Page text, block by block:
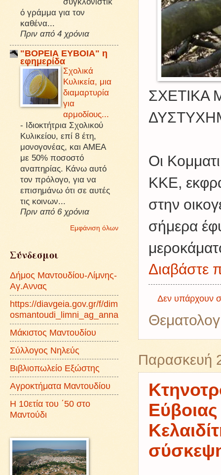
ΣΧΕΤΙΚΑ
Οι
ΚΚΕ,
στην
σήμερα
Διαβάστε
Δεν υπάρχουν
Παρασκευή
ό γράμμα για τον
καθένα...
Πριν από 4 χρόνια
"ΒΟΡΕΙΑ ΕΥΒΟΙΑ" η
εφημερίδα
Σχολικά
Κυλικεία, μια
διαμαρτυρία
για
αρμοδίους...
- Ιδιοκτήτρια Σχολικού
Κυλικείου, επί 8 έτη,
μονογονέας, και ΑΜΕΑ
με 50% ποσοστό
αναπηρίας. Κάνω αυτό
τον πρόλογο, για να
επισημάνω ότι σε αυτές
τις κοινων...
Πριν από 6 χρόνια
Εμφάνιση όλων
Σύνδεσμοι
Δήμος Μαντουδίου-Λίμνης-
Αγ.Αννας
https://diavgeia.gov.gr/f/dim
osmantoudi_limni_ag_anna
Μάκιστος Μαντουδίου
Σύλλογος Νηλεύς
Βιβλιοπωλείο Εξώστης
Αγροκτήματα Μαντουδίου
Η 10ετία του ΄50 στο
Μαντούδι